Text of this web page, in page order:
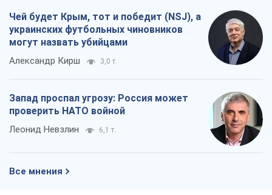
Чей будет Крым, тот и победит (NSJ), а
украинских футбольных чиновников
могут назвать убийцами
Александр Кирш 3,0 т.
Запад проспал угрозу: Россия может
проверить НАТО войной
Леонид Невзлин 6,1 т.
Все мнения